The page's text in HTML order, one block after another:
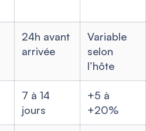
24h avant
arrivée
Variable
selon
l’hôte
7 à 14
jours
+5 à
+20%